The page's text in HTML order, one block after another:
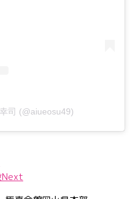
司 (@aiueosu49)
Next